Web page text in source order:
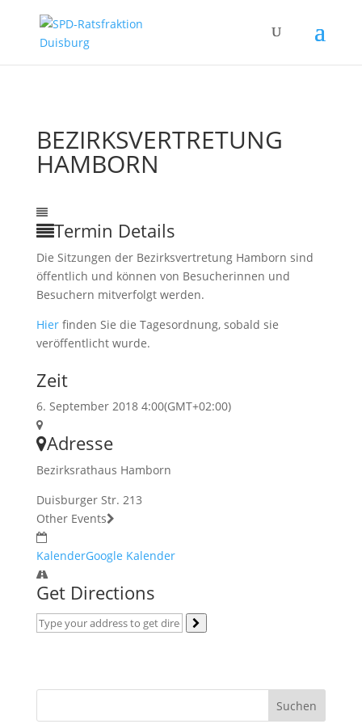
BEZIRKSVERTRETUNG
HAMBORN
Termin Details
Die Sitzungen der Bezirksvertretung Hamborn sind
öffentlich und können von Besucherinnen und
Besuchern mitverfolgt werden.
Hierfinden Sie die Tagesordnung, sobald sie
veröffentlicht wurde.
Zeit
6. September 2018 4:00(GMT+02:00)
Adresse
Bezirksrathaus Hamborn
Duisburger Str. 213
Other Events
KalenderGoogle Kalender
Get Directions